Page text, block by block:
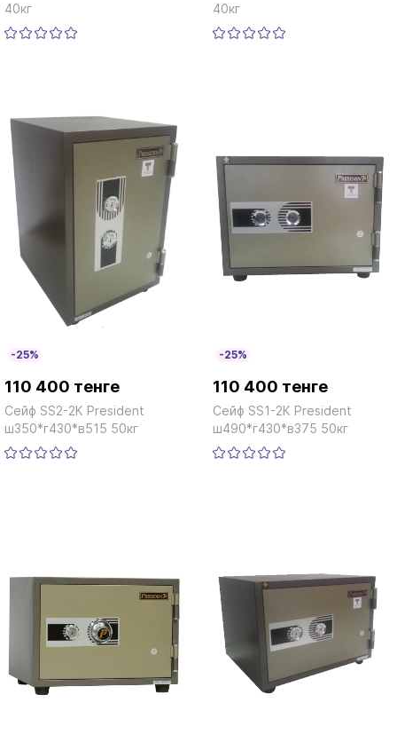
40кг
40кг
-25%
110 400 тенге
Сейф SS2-2К President
ш350*г430*в515 50кг
-25%
110 400 тенге
Сейф SS1-2К President
ш490*г430*в375 50кг